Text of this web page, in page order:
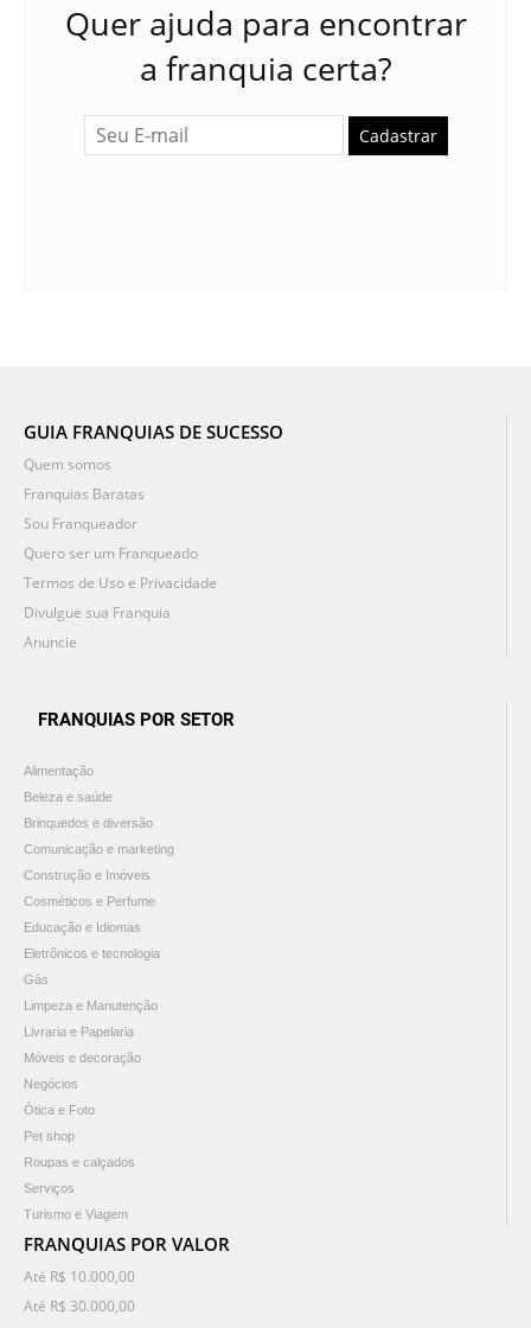
Quer ajuda para encontrar
a franquia certa?
Cadastrar
GUIA FRANQUIAS DE SUCESSO
Quem somos
Franquias Baratas
Sou Franqueador
Quero ser um Franqueado
Termos de Uso e Privacidade
Divulgue sua Franquia
Anuncie
FRANQUIAS POR SETOR
Alimentação
Beleza e saúde
Brinquedos e diversão
Comunicação e marketing
Construção e Imóveis
Cosméticos e Perfume
Educação e Idiomas
Eletrônicos e tecnologia
Gás
Limpeza e Manutenção
Livraria e Papelaria
Móveis e decoração
Negócios
Ótica e Foto
Pet shop
Roupas e calçados
Serviços
Turismo e Viagem
FRANQUIAS POR VALOR
Até R$ 10.000,00
Até R$ 30.000,00